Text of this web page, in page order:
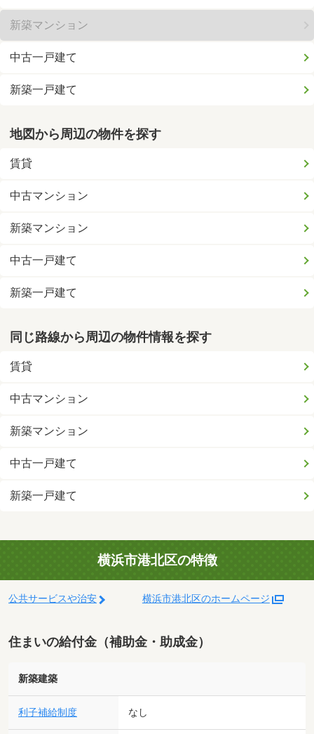
新築マンション
中古一戸建て
新築一戸建て
地図から周辺の物件を探す
賃貸
中古マンション
新築マンション
中古一戸建て
新築一戸建て
同じ路線から周辺の物件情報を探す
賃貸
中古マンション
新築マンション
中古一戸建て
新築一戸建て
横浜市港北区の特徴
公共サービスや治安 横浜市港北区のホームページ
住まいの給付金（補助金・助成金）
新築建築
利子補給制度 なし